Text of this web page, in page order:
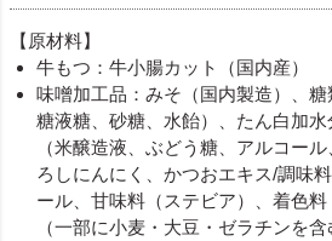
【原材料】
牛もつ：牛小腸カット（国内産）
味噌加工品：みそ（国内製造）、
糖液糖、砂糖、水飴）、たん白加
（米醸造液、ぶどう糖、アルコー
ろしにんにく、かつおエキス/調味
ール、甘味料（ステビア）、着色
（一部に小麦・大豆・ゼラチンを含